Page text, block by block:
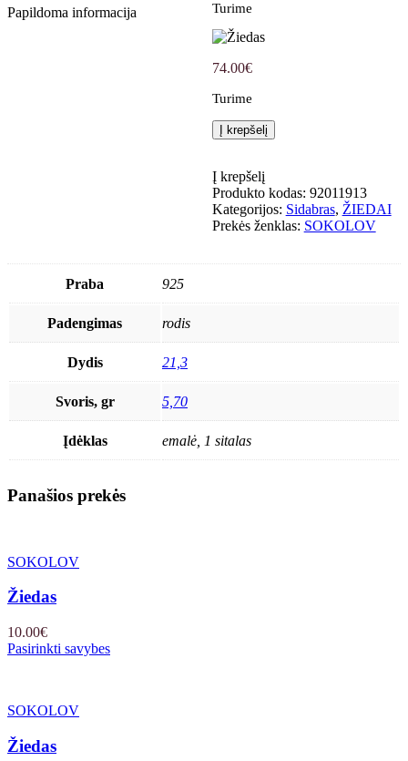
Turime
74.00€
Turime
produkto
kiekis:
Į krepšelį
Į krepšelį
Produkto kodas: 92011913
Kategorijos: Sidabras, ŽIEDAI
Prekės ženklas: SOKOLOV
Papildoma informacija
Praba 925
Padengimas rodis
Dydis 21,3
Svoris, gr 5,70
Įdėklas emalė, 1 sitalas
Panašios prekės
SOKOLOV
Žiedas
10.00€
Pasirinkti savybes
SOKOLOV
Žiedas